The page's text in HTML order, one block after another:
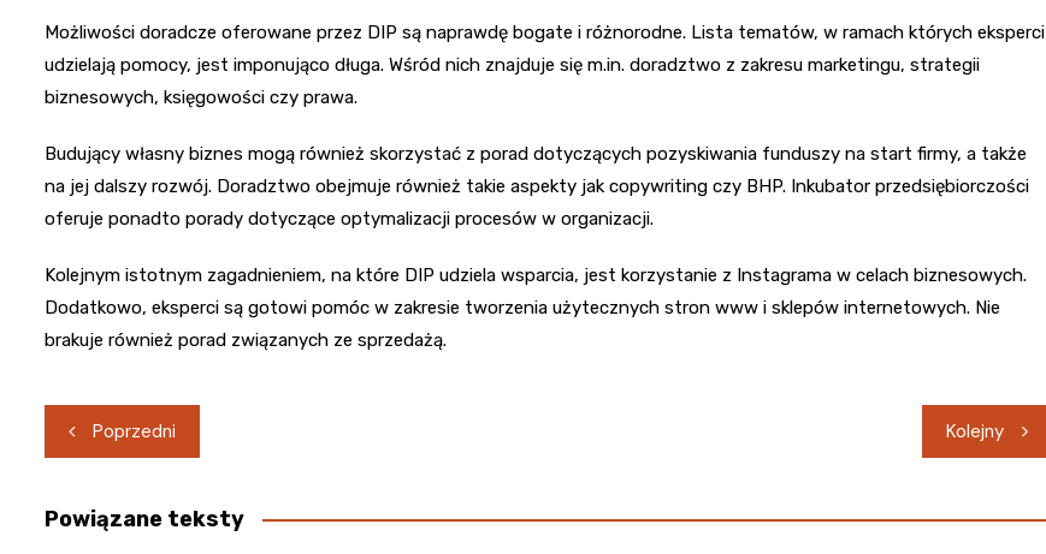
Możliwości doradcze oferowane przez DIP są naprawdę bogate i różnorodne. Lista tematów, w ramach których eksperci
udzielają pomocy, jest imponująco długa. Wśród nich znajduje się m.in. doradztwo z zakresu marketingu, strategii
biznesowych, księgowości czy prawa.
Budujący własny biznes mogą również skorzystać z porad dotyczących pozyskiwania funduszy na start firmy, a także
na jej dalszy rozwój. Doradztwo obejmuje również takie aspekty jak copywriting czy BHP. Inkubator przedsiębiorczości
oferuje ponadto porady dotyczące optymalizacji procesów w organizacji.
Kolejnym istotnym zagadnieniem, na które DIP udziela wsparcia, jest korzystanie z Instagrama w celach biznesowych.
Dodatkowo, eksperci są gotowi pomóc w zakresie tworzenia użytecznych stron www i sklepów internetowych. Nie
brakuje również porad związanych ze sprzedażą.
Nawigacja
wpisu
Poprzedni Kolejny
Powiązane teksty